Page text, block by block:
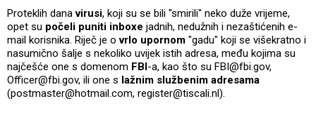
Proteklih danavirusi, koji su se bili "smirili" neko duže vrijeme,
opet su počeli puniti inboxe jadnih, nedužnih i nezaštićenih e-
mail korisnika. Riječ je o vrlo upornom "gadu" koji se višekratno i
nasumično šalje s nekoliko uvijek istih adresa, među kojima su
najčešće one s domenom FBI-a, kao što su FBI@fbi.gov,
Officer@fbi.gov, ili one s lažnim službenim adresama
(postmaster@hotmail.com, register@tiscali.nl).